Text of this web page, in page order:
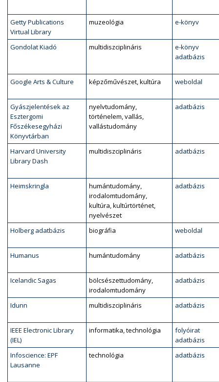
Getty Publications
Virtual Library
muzeológia e-könyv
Gondolat Kiadó multidiszciplináris
e-könyv
adatbázis
Google Arts & Culture képzőművészet, kultúra weboldal
Gyászjelentések az
Esztergomi
Főszékesegyházi
Könyvtárban
nyelvtudomány,
történelem, vallás,
vallástudomány
adatbázis
Harvard University
Library Dash
multidiszciplináris adatbázis
Heimskringla
humántudomány,
irodalomtudomány,
kultúra, kultúrtörténet,
nyelvészet
adatbázis
Holberg adatbázis biográfia weboldal
Humanus humántudomány adatbázis
Icelandic Sagas
bölcsészettudomány,
irodalomtudomány
adatbázis
Idunn multidiszciplináris adatbázis
IEEE Electronic Library
(IEL)
informatika, technológia
folyóirat
adatbázis
Infoscience: EPF
Lausanne
technológia adatbázis